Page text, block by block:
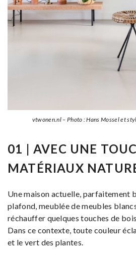
vtwonen.nl – Photo : Hans Mossel et
01 | AVEC UNE
MATÉRIAUX
Une maison actuelle, parfaitement
plafond, meublée de meubles
réchauffer quelques touches de
Dans ce contexte, toute couleur
et le vert des plantes.